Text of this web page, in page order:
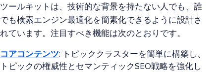
ツールキットは、技術的な背景を持たない人でも、誰
でも検索エンジン最適化を簡素化できるように設計さ
れています。注目すべき機能は次のとおりです。
コアコンテンツ: トピッククラスターを簡単に構築し、
トピックの権威性とセマンティックSEO戦略を強化し